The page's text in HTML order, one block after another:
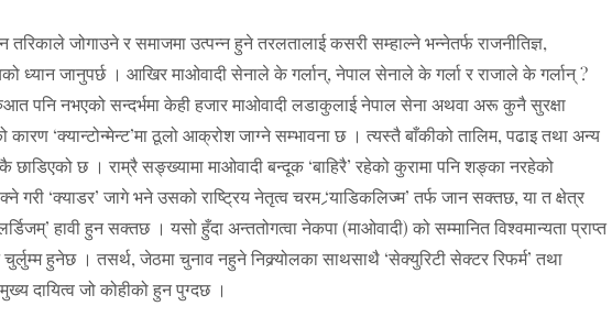
जोगाउने र समाजमा उत्पन्न हुने तरलतालाई कसरी सम्हाल्ने भन्नेतर्फ राजनीतिज्ञ,
ध्यान जानुपर्छ । आखिर माओवादी सेनाले के गर्लान्, नेपाल सेनाले के गर्ला र राजाले के गर्लान् ?
पनि नभएको सन्दर्भमा केही हजार माओवादी लडाकुलाई नेपाल सेना अथवा अरू कुनै सुरक्षा
‘क्यान्टोन्मेन्ट’मा ठूलो आक्रोश जाग्ने सम्भावना छ । त्यस्तै बाँकीको तालिम, पढाइ तथा अन्य
छाडिएको छ । राम्रै सङ्ख्यामा माओवादी बन्दूक ‘बाहिरै’ रहेको कुरामा पनि शङ्का नरहेको
गरी ‘क्याडर’ जागे भने उसको राष्ट्रिय नेतृत्व चरम ‘र्‍याडिकलिज्म’ तर्फ जान सक्तछ, या त क्षेत्र
हावी हुन सक्तछ । यसो हुँदा अन्ततोगत्वा नेकपा (माओवादी) को सम्मानित विश्वमान्यता प्राप्त
हुनेछ । तसर्थ, जेठमा चुनाव नहुने निक्र्योलका साथसाथै ‘सेक्युरिटी सेक्टर रिफर्म’ तथा
मुख्य दायित्व जो कोहीको हुन पुग्दछ ।